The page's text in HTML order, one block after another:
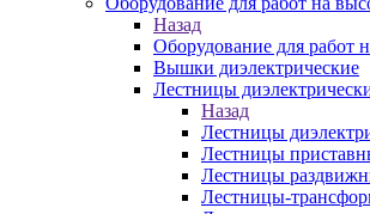
Назад
Оборудование для работ
Вышки диэлектрические
Лестницы
Назад
Лестницы
Лестницы
Лестницы
Лестницы-